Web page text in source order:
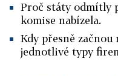
Proč státy odmítly
komise nabízela.
Kdy přesně
jednotlivé typy